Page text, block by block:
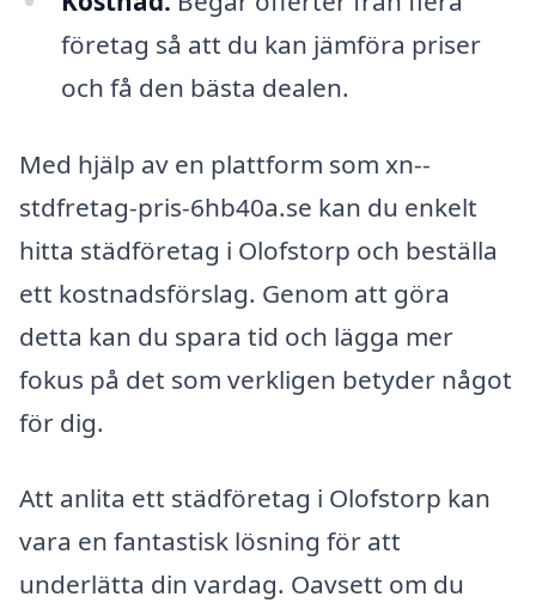
företag så att du kan jämföra priser
och få den bästa dealen.
Med hjälp av en plattform som xn--
stdfretag-pris-6hb40a.se kan du enkelt
hitta städföretag i Olofstorp och beställa
ett kostnadsförslag. Genom att göra
detta kan du spara tid och lägga mer
fokus på det som verkligen betyder något
för dig.
Att anlita ett städföretag i Olofstorp kan
vara en fantastisk lösning för att
underlätta din vardag. Oavsett om du